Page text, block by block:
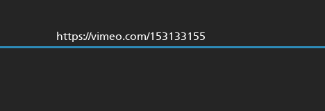
https://vimeo.com/153133155